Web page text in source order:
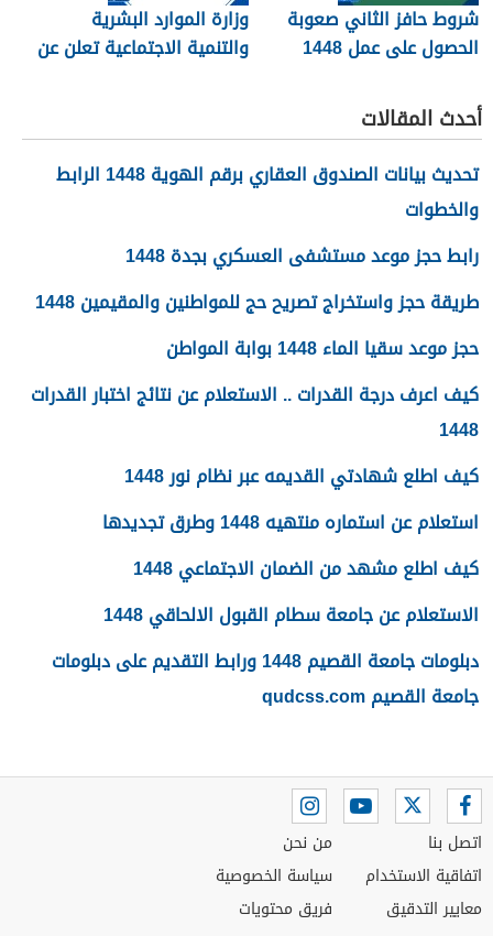
شروط حافز الثاني صعوبة
الحصول على عمل 1448
وزارة الموارد البشرية
والتنمية الاجتماعية تعلن عن
1448
أحدث المقالات
تحديث بيانات الصندوق العقاري برقم الهوية 1448 الرابط
والخطوات
رابط حجز موعد مستشفى العسكري بجدة 1448
طريقة حجز واستخراج تصريح حج للمواطنين والمقيمين 1448
حجز موعد سقيا الماء 1448 بوابة المواطن
كيف اعرف درجة القدرات .. الاستعلام عن نتائج اختبار القدرات
1448
كيف اطلع شهادتي القديمه عبر نظام نور 1448
استعلام عن استماره منتهيه 1448 وطرق تجديدها
كيف اطلع مشهد من الضمان الاجتماعي 1448
الاستعلام عن جامعة سطام القبول الالحاقي 1448
دبلومات جامعة القصيم 1448 ورابط التقديم على دبلومات
جامعة القصيم qudcss.com
اتصل بنا
اتفاقية الاستخدام
معايير التدقيق
من نحن
سياسة الخصوصية
فريق محتويات